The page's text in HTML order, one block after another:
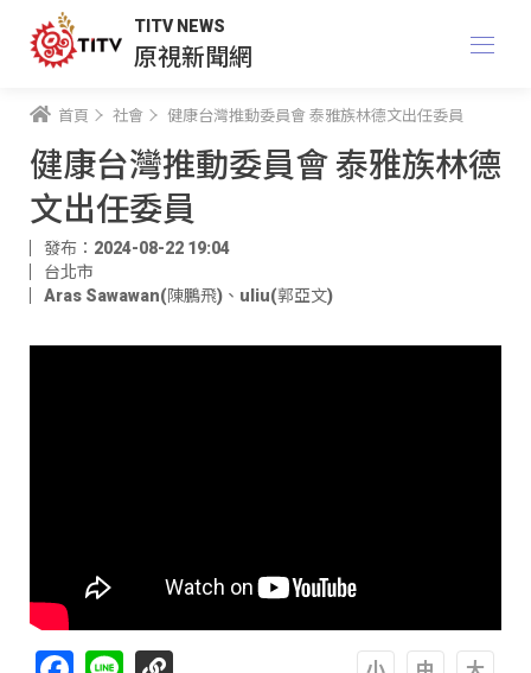
TITV NEWS
原視新聞網
首頁 社會 健康台灣推動委員會 泰雅族林德文出任委員
健康台灣推動委員會 泰雅族林德
文出任委員
發布：2024-08-22 19:04
台北市
Aras Sawawan(陳鵬飛) 、 uliu(郭亞文)
Facebook
Line